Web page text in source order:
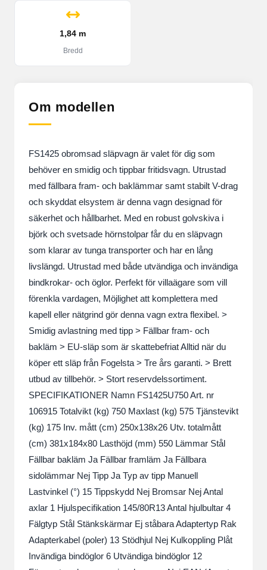
1,84 m
Bredd
Om modellen
FS1425 obromsad släpvagn är valet för dig som
behöver en smidig och tippbar fritidsvagn. Utrustad
med fällbara fram- och baklämmar samt stabilt V-drag
och skyddat elsystem är denna vagn designad för
säkerhet och hållbarhet. Med en robust golvskiva i
björk och svetsade hörnstolpar får du en släpvagn
som klarar av tunga transporter och har en lång
livslängd. Utrustad med både utvändiga och invändiga
bindkrokar- och öglor. Perfekt för villaägare som vill
förenkla vardagen, Möjlighet att komplettera med
kapell eller nätgrind gör denna vagn extra flexibel. >
Smidig avlastning med tipp > Fällbar fram- och
bakläm > EU-släp som är skattebefriat Alltid när du
köper ett släp från Fogelsta > Tre års garanti. > Brett
utbud av tillbehör. > Stort reservdelssortiment.
SPECIFIKATIONER Namn FS1425U750 Art. nr
106915 Totalvikt (kg) 750 Maxlast (kg) 575 Tjänstevikt
(kg) 175 Inv. mått (cm) 250x138x26 Utv. totalmått
(cm) 381x184x80 Lasthöjd (mm) 550 Lämmar Stål
Fällbar bakläm Ja Fällbar framläm Ja Fällbara
sidolämmar Nej Tipp Ja Typ av tipp Manuell
Lastvinkel (°) 15 Tippskydd Nej Bromsar Nej Antal
axlar 1 Hjulspecifikation 145/80R13 Antal hjulbultar 4
Fälgtyp Stål Stänkskärmar Ej ståbara Adaptertyp Rak
Adapterkabel (poler) 13 Stödhjul Nej Kulkoppling Plåt
Invändiga bindöglor 6 Utvändiga bindöglor 12